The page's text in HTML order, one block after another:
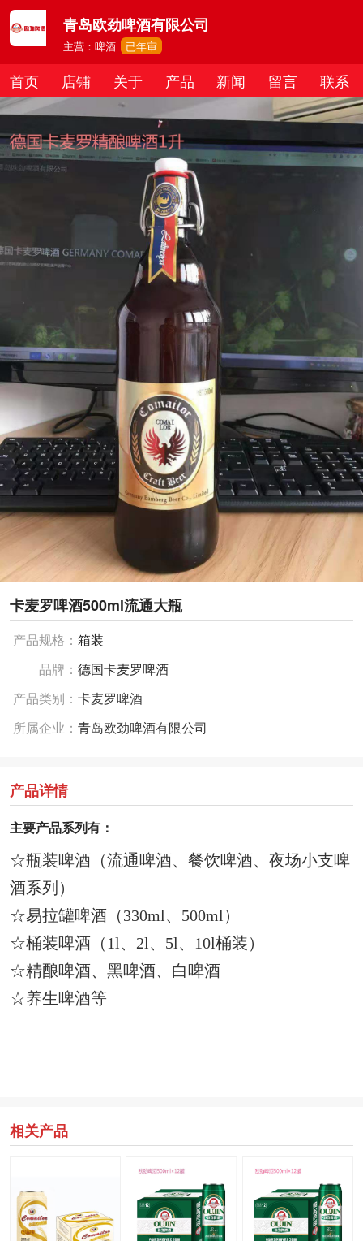
青岛欧劲啤酒有限公司
主营：啤酒 已年审
首页 店铺 关于 产品 新闻 留言 联系
卡麦罗啤酒500ml流通大瓶
产品规格： 箱装
品牌： 德国卡麦罗啤酒
产品类别： 卡麦罗啤酒
所属企业： 青岛欧劲啤酒有限公司
产品详情
主要产品系列有：
☆瓶装啤酒（流通啤酒、餐饮啤酒、夜场小支啤
酒系列）
☆易拉罐啤酒（330ml、500ml）
☆桶装啤酒（1l、2l、5l、10l桶装）
☆精酿啤酒、黑啤酒、白啤酒
☆养生啤酒等
相关产品